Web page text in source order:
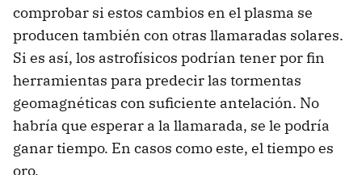
comprobar si estos cambios en el plasma se
producen también con otras llamaradas solares.
Si es así, los astrofísicos podrían tener por fin
herramientas para predecir las tormentas
geomagnéticas con suficiente antelación. No
habría que esperar a la llamarada, se le podría
ganar tiempo. En casos como este, el tiempo es
oro.